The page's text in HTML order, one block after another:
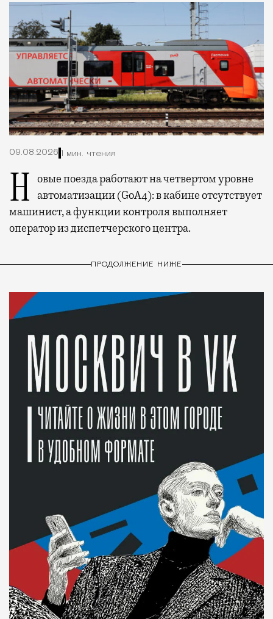
09.08.2026 1 мин. чтения
Новые поезда работают на четвертом уровне автоматизации (GoA4): в кабине отсутствует
машинист, а функции контроля выполняет
оператор из диспетчерского центра.
ПРОДОЛЖЕНИЕ НИЖЕ